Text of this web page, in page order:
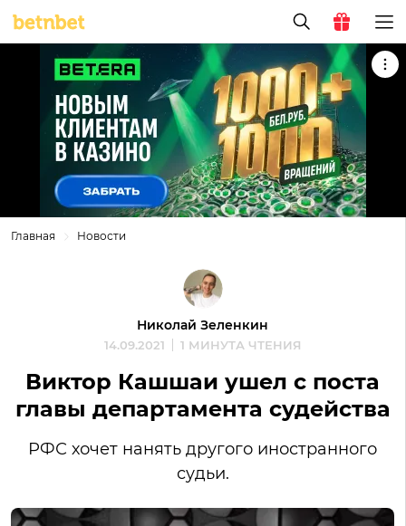
Главная Новости
Николай Зеленкин
14.09.2021 1 МИНУТА ЧТЕНИЯ
Виктор Кашшаи ушел с поста
главы департамента судейства
РФС хочет нанять другого иностранного
судьи.